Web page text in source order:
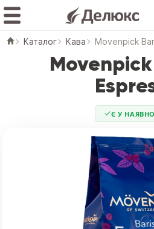
Каталог Кава Movenpick
Є У